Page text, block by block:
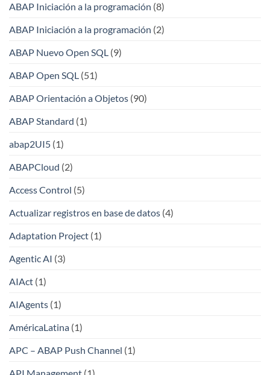
ABAP Iniciación a la programación (8)
ABAP Iniciación a la programación (2)
ABAP Nuevo Open SQL (9)
ABAP Open SQL (51)
ABAP Orientación a Objetos (90)
ABAP Standard (1)
abap2UI5 (1)
ABAPCloud (2)
Access Control (5)
Actualizar registros en base de datos (4)
Adaptation Project (1)
Agentic AI (3)
AIAct (1)
AIAgents (1)
AméricaLatina (1)
APC – ABAP Push Channel (1)